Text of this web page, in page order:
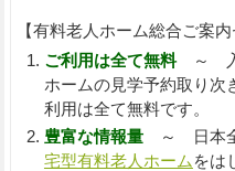
【有料老人ホーム総合ご案
ご利用は全て無料～ 入
ホームの見学予約取り次
利用は全て無料です。
豊富な情報量～ 日本
宅型有料老人ホーム をは